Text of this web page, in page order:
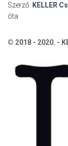
Szerző: KELLER
óta
© 2018 - 2020. -